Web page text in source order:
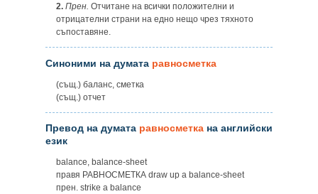
2. Прен. Отчитане на всички положителни и
отрицателни страни на едно нещо чрез тяхното
съпоставяне.
Синоними на думата равносметка
(същ.) баланс, сметка
(същ.) отчет
Превод на думата равносметка на английски
език
balance, balance-sheet
правя РАВНОСМЕТКА draw up a balance-sheet
прен. strike a balance